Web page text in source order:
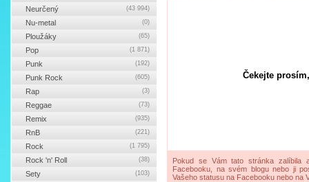
Čekejte
Pokud se Vám tato stránka zalíbila
Facebooku, na svém blogu nebo ji
Vašeho statusu na Facebooku nebo na
Neurčený (43 994)
Nu-metal (0)
Ploužáky (65)
Pop (1 871)
Punk (192)
Punk Rock (605)
Rap (3)
Reggae (73)
Remix (935)
RnB (221)
Rock (1 795)
Rock 'n' Roll (38)
Sety (103)